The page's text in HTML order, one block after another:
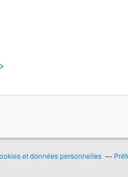
et données personnelles